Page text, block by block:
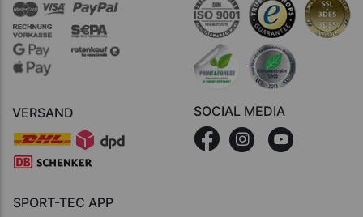
VERSAND SOCIAL MEDIA
SPORT-TEC APP